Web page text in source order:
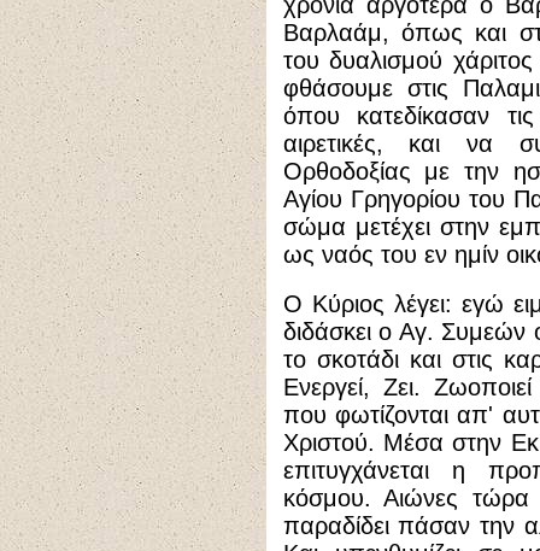
Βαρλαάμ, όπως και
του δυαλισμού
φθάσουμε στις
όπου κατεδίκασαν
αιρετικές, και να
Ορθοδοξίας με την
Αγίου Γρηγορίου του
σώμα μετέχει στην
ως ναός του εν ημίν
Ο Κύριος λέγει: εγώ
διδάσκει ο Αγ. Συμεών
το σκοτάδι και στις
Ενεργεί, Ζει.
που φωτίζονται απ'
Χριστού. Μέσα στην
επιτυγχάνεται η
κόσμου. Αιώνες τώρα
παραδίδει πάσαν την